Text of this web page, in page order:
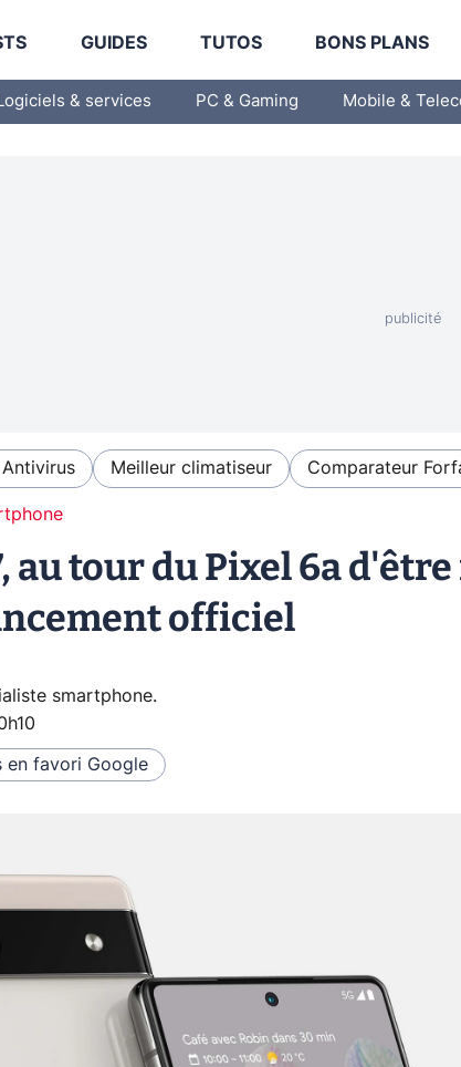
GUIDES TUTOS BONS PLANS
& services PC & Gaming Mobile &
Meilleur climatiseur Comparateur
au tour du Pixel 6a
officiel
smartphone.
en favori Google